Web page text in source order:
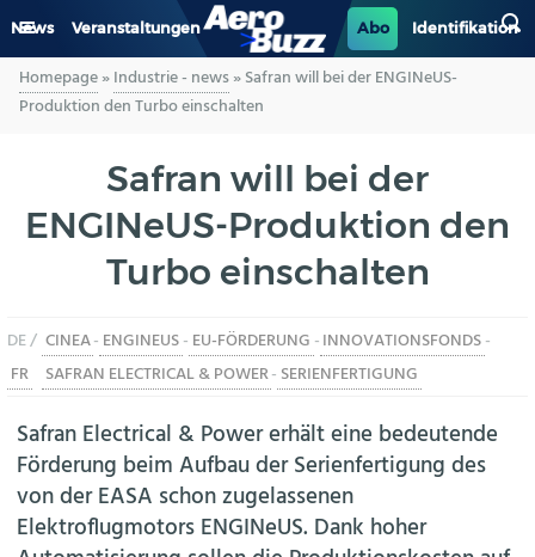
News Veranstaltungen Abo Identifikation
GENERAL AVIATION
LUFTVERKEHR
INDUSTRIE
BERUFE
AERO-KULTUR
Homepage»Industrie - news»Safran will bei der ENGINeUS-
Produktion den Turbo einschalten
Safran will bei der
ENGINeUS-Produktion den
Turbo einschalten
DE /
FR
CINEA- ENGINEUS- EU-FÖRDERUNG -INNOVATIONSFONDS-
SAFRAN ELECTRICAL & POWER- SERIENFERTIGUNG
Safran Electrical & Power erhält eine bedeutende
Förderung beim Aufbau der Serienfertigung des
von der EASA schon zugelassenen
Elektroflugmotors ENGINeUS. Dank hoher